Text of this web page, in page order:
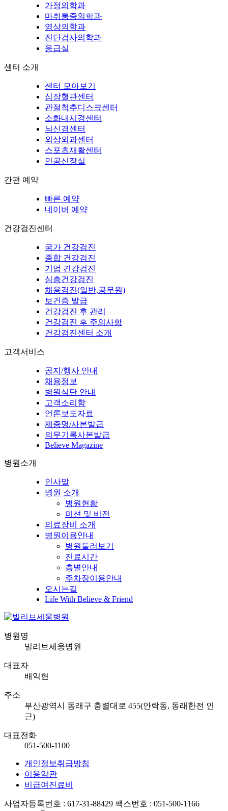
가정의학과
마취통증의학과
영상의학과
진단검사의학과
응급실
센터 소개
센터 모아보기
심장혈관센터
관절척추디스크센터
소화내시경센터
뇌신경센터
외상외과센터
스포츠재활센터
인공신장실
간편 예약
빠른 예약
네이버 예약
건강검진센터
국가 건강검진
종합 건강검진
기업 건강검진
심층건강검진
채용검진(일반,공무원)
보건증 발급
건강검진 후 관리
건강검진 후 주의사항
건강검진센터 소개
고객서비스
공지/행사 안내
채용정보
병원식단 안내
고객소리함
언론보도자료
제증명/사본발급
의무기록사본발급
Believe Magazine
병원소개
인사말
병원 소개
병원현황
미션 및 비전
의료장비 소개
병원이용안내
병원둘러보기
진료시간
층별안내
주차장이용안내
오시는길
Life With Believe & Friend
병원명
빌리브세웅병원
대표자
배익현
주소
부산광역시 동래구 충렬대로 455(안락동, 동래한전 인
근)
대표전화
051-500-1100
개인정보취급방침
이용약관
비급여진료비
사업자등록번호 : 617-31-88429 팩스번호 : 051-500-1166